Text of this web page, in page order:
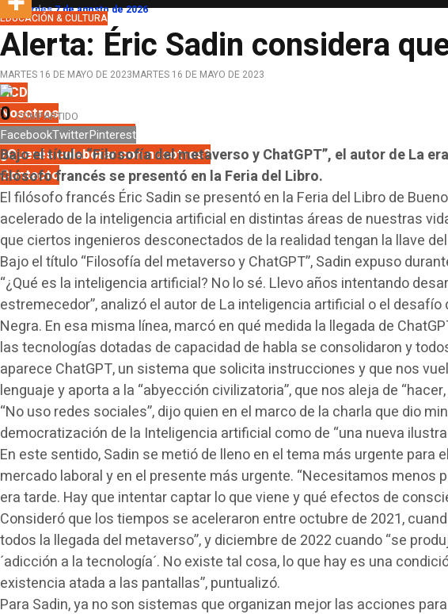
Viernes 7 de agosto de 2026
Nacionales
Provinciales
Portada
Seguridad
HCD
Nosotros
Opinión & Entrevistas
¿Querés colaborar con nosotros?
Contacto
EDUCACIÓN & CULTURA
Alerta: Éric Sadin considera
MARTES 16 DE MAYO DE 2023MARTES 16 DE MAYO DE 2023
0COMPARTIDO
FacebookTwitterPinterest
Bajo el título “Filosofía del metaverso y ChatGPT”, el autor de La
filósofo francés se presentó en la Feria del Libro.
El filósofo francés Éric Sadin se presentó en la Feria del Libro de
acelerado de la inteligencia artificial en distintas áreas de nuestras
que ciertos ingenieros desconectados de la realidad tengan la llave
Bajo el título “Filosofía del metaverso y ChatGPT”, Sadin expuso
“¿Qué es la inteligencia artificial? No lo sé. Llevo años intentando
estremecedor”, analizó el autor de La inteligencia artificial o el
Negra. En esa misma línea, marcó en qué medida la llegada de
las tecnologías dotadas de capacidad de habla se consolidaron y
aparece ChatGPT, un sistema que solicita instrucciones y que nos
lenguaje y aporta a la “abyección civilizatoria”, que nos aleja de
“No uso redes sociales”, dijo quien en el marco de la charla que dio
democratización de la Inteligencia artificial como de “una nueva
En este sentido, Sadin se metió de lleno en el tema más urgente
mercado laboral y en el presente más urgente. “Necesitamos
era tarde. Hay que intentar captar lo que viene y qué efectos de
Consideró que los tiempos se aceleraron entre octubre de 2021,
todos la llegada del metaverso”, y diciembre de 2022 cuando “se
´adicción a la tecnología´. No existe tal cosa, lo que hay es una
existencia atada a las pantallas”, puntualizó.
Para Sadin, ya no son sistemas que organizan mejor las acciones